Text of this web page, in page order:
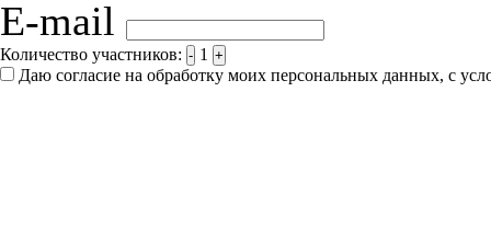
E-mail
Количество участников: - 1 +
Даю согласие на обработку моих персональных данных, с